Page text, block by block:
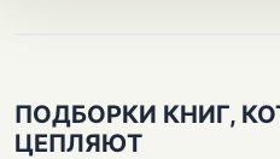
ПОДБОРКИ КНИГ,
ЦЕПЛЯЮТ